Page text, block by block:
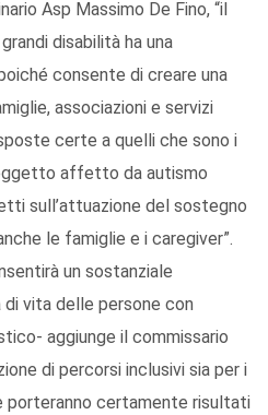
Asp Massimo De Fino, “il
disabilità ha una
consente di creare una
associazioni e servizi
certe a quelli che sono i
affetto da autismo
sull’attuazione del sostegno
le famiglie e i caregiver”.
un sostanziale
vita delle persone con
aggiunge il commissario
di percorsi inclusivi sia per i
porteranno certamente risultati